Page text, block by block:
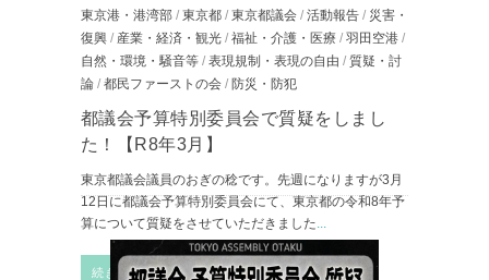
東京港・港湾部 / 東京都 / 東京都議会 / 活動報告 / 災害・
復興 / 産業・経済・観光 / 福祉・介護・医療 / 羽田空港 /
自然・環境・騒音等 / 表現規制・表現の自由 / 質疑・討
論 / 都民ファーストの会 / 防災・防犯
都議会予算特別委員会で質疑をしまし
た！【R8年3月】
東京都議会議員のおぎの稔です。先週になりますが3月
12日に都議会予算特別委員会にて、東京都の令和8年予
算について質疑をさせていただきました
続きを読む